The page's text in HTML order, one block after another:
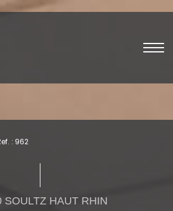
: 962
SOULTZ HAUT RHIN